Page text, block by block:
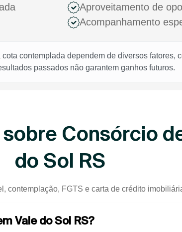
Aproveitamento de
Acompanhamento
contemplada dependem de diversos fatores,
passados não garantem ganhos futuros.
Consórcio
do Sol RS
contemplação, FGTS e carta de crédito
Vale do Sol RS?